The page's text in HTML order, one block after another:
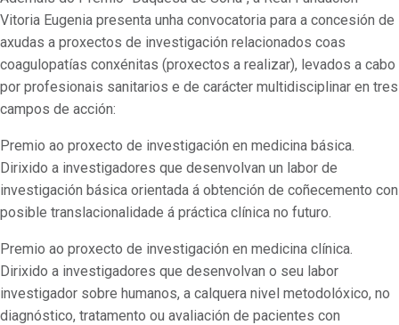
Vitoria Eugenia presenta unha convocatoria para a concesión de
axudas a proxectos de investigación relacionados coas
coagulopatías conxénitas (proxectos a realizar), levados a cabo
por profesionais sanitarios e de carácter multidisciplinar en tres
campos de acción:
Premio ao proxecto de investigación en medicina básica.
Dirixido a investigadores que desenvolvan un labor de
investigación básica orientada á obtención de coñecemento con
posible translacionalidade á práctica clínica no futuro.
Premio ao proxecto de investigación en medicina clínica.
Dirixido a investigadores que desenvolvan o seu labor
investigador sobre humanos, a calquera nivel metodolóxico, no
diagnóstico, tratamento ou avaliación de pacientes con